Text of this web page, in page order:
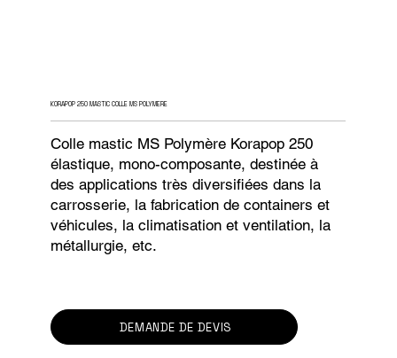
KORAPOP 250 MASTIC COLLE MS POLYMERE
Colle mastic MS Polymère Korapop 250
élastique, mono-composante, destinée à
des applications très diversifiées dans la
carrosserie, la fabrication de containers et
véhicules, la climatisation et ventilation, la
métallurgie, etc.
DEMANDE DE DEVIS